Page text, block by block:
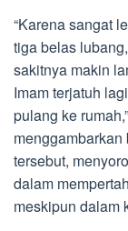
“Karena sangat
tiga belas
sakitnya makin
Imam terjatuh
pulang ke
tersebut,
dalam
meskipun dalam